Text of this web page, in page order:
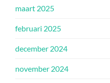
maart 2025
februari 2025
december 2024
november 2024